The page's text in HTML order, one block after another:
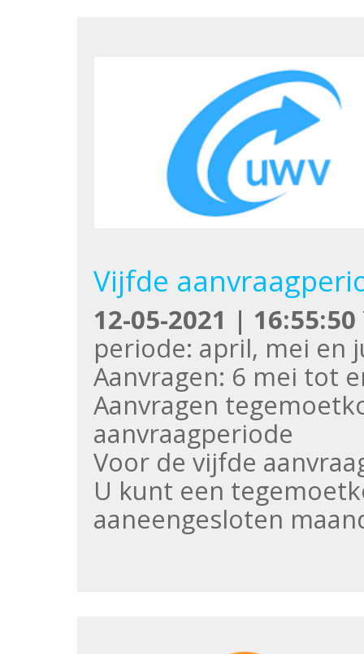
Vijfde
12-05-2021 | 16:55:50
periode: april, mei en
Aanvragen: 6 mei tot
Aanvragen
aanvraagperiode
Voor de vijfde
U kunt een
aaneengesloten